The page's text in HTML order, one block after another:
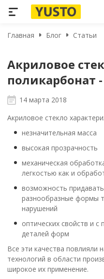
Главная Блог Статьи
Акриловое
поликарбонат
14 марта 2018
Акриловое стекло
незначительная масса
высокая прозрачность
механическая
легкостью как и
возможность
разнообразные формы
нарушений
оптических свойств и
деталей форм
Все эти качества повлияли
технологий в области
широкое их применение.